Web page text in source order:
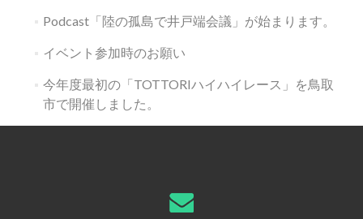
Podcast「陸の孤島で井戸端会議」が始まります。
イベント参加時のお願い
今年度最初の「TOTTORIハイハイレース」を鳥取
市で開催しました。